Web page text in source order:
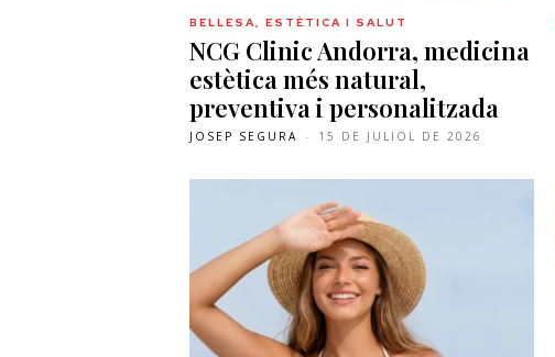
BELLESA, ESTÈTICA I SALUT
NCG Clinic Andorra, medicina
estètica més natural,
preventiva i personalitzada
JOSEP SEGURA - 15 DE JULIOL DE 2026